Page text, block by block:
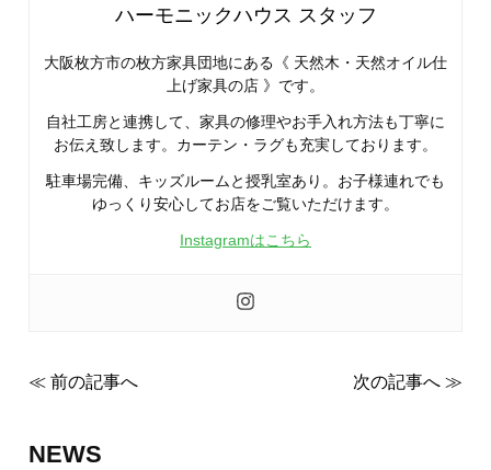
ハーモニックハウス スタッフ
大阪枚方市の枚方家具団地にある《 天然木・天然オイル仕
上げ家具の店 》です。
自社工房と連携して、家具の修理やお手入れ方法も丁寧に
お伝え致します。カーテン・ラグも充実しております。
駐車場完備、キッズルームと授乳室あり。お子様連れでも
ゆっくり安心してお店をご覧いただけます。
Instagramはこちら
≪ 前の記事へ 次の記事へ ≫
NEWS